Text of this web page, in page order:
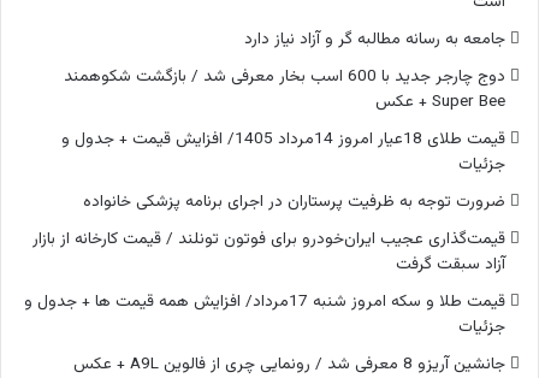
جامعه به رسانه مطالبه گر و آزاد نیاز دارد
دوج چارجر جدید با 600 اسب‌ بخار معرفی شد / بازگشت شکوهمند
Super Bee + عکس
قیمت طلای 18عیار امروز 14مرداد 1405/ افزایش قیمت + جدول و
جزئیات
ضرورت توجه به ظرفیت پرستاران در اجرای برنامه پزشکی خانواده
قیمت‌گذاری عجیب ایران‌خودرو برای فوتون تونلند / قیمت کارخانه از بازار
آزاد سبقت گرفت
قیمت طلا و سکه امروز شنبه 17مرداد/ افزایش همه قیمت ها + جدول و
جزئیات
جانشین آریزو 8 معرفی شد / رونمایی چری از فالوین A9L + عکس